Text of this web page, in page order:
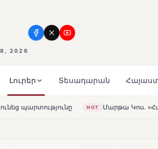
2026
Լուրեր Տեսադարան
Կոս. «Հայաստանն ու ԵՄ-ն երբեք